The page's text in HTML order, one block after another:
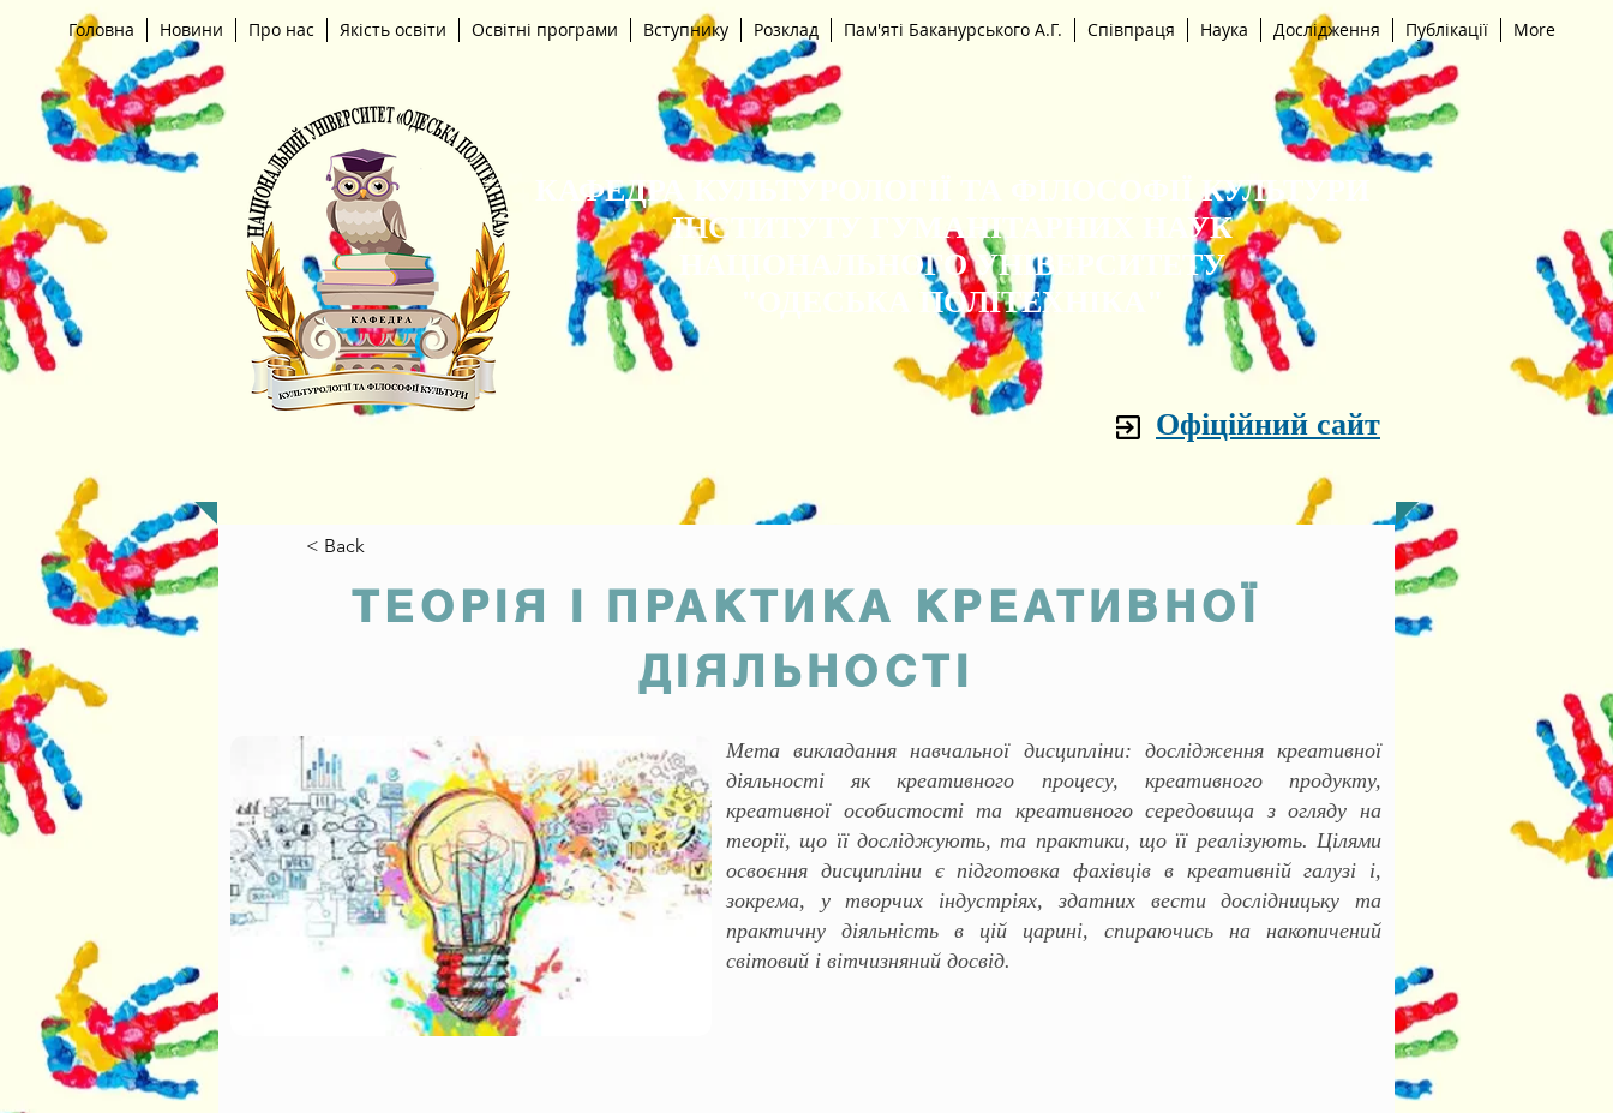
Головна Новини Про нас Якість освіти Освітні програми Вступнику Розклад Пам'яті Баканурського А.Г. Співпраця Наука Дослідження Публікації More
КАФЕДРА КУЛЬТУРОЛОГІЇ ТА ФІЛОСОФІЇ КУЛЬТУРИ
ІНСТИТУТУ ГУМАНІТАРНИХ НАУК
НАЦІОНАЛЬНОГО УНІВЕРСИТЕТУ
"ОДЕСЬКА ПОЛІТЕХНІКА"
Офіційний сайт
< Back
ТЕОРІЯ І ПРАКТИКА КРЕАТИВНОЇ
ДІЯЛЬНОСТІ
Мета викладання навчальної дисципліни: дослідження креативної
діяльності як креативного процесу, креативного продукту,
креативної особистості та креативного середовища з огляду на
теорії, що її досліджують, та практики, що її реалізують. Цілями
освоєння дисципліни є підготовка фахівців в креативній галузі і,
зокрема, у творчих індустріях, здатних вести дослідницьку та
практичну діяльність в цій царині, спираючись на накопичений
світовий і вітчизняний досвід.